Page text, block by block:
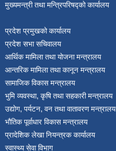
मुख्यमन्त्री तथा मन्त्रिपरिषद्को कार्यालय
प्रदेश प्रमुखको कार्यालय
प्रदेश सभा सचिवालय
आर्थिक मामिला तथा योजना मन्त्रालय
आन्तरिक मामिला तथा कानून मन्त्रालय
सामाजिक विकास मन्त्रालय
भुमि व्यवस्था, कृषि तथा सहकारी मन्त्रालय
उद्योग, पर्यटन, वन तथा वातावरण मन्त्रालय
भौतिक पूर्वाधार विकास मन्त्रालय
प्रादेशिक लेखा नियन्त्रक कार्यालय
स्वास्थ्य सेवा विभाग